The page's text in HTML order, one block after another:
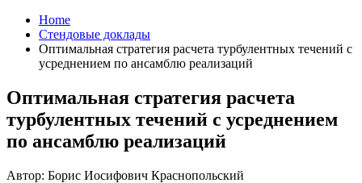
Home
Стендовые доклады
Оптимальная стратегия расчета турбулентных течений с
усреднением по ансамблю реализаций
Оптимальная стратегия расчета
турбулентных течений с усреднением
по ансамблю реализаций
Автор: Борис Иосифович Краснопольский